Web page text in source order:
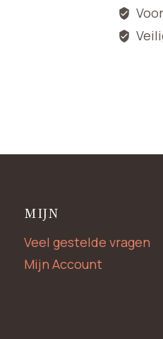
MIJN
Veel gestelde vragen
Mijn Account